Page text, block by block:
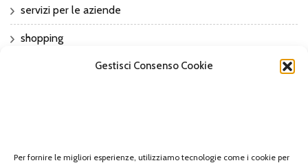
Gestisci Consenso Cookie
Per fornire le migliori esperienze, utilizziamo tecnologie come i cookie per
servizi per le aziende
shopping